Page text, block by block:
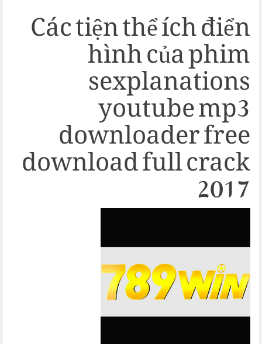
Các tiện thể ích điển
hình của phim
sexplanations
youtube mp3
downloader free
download full crack
2017